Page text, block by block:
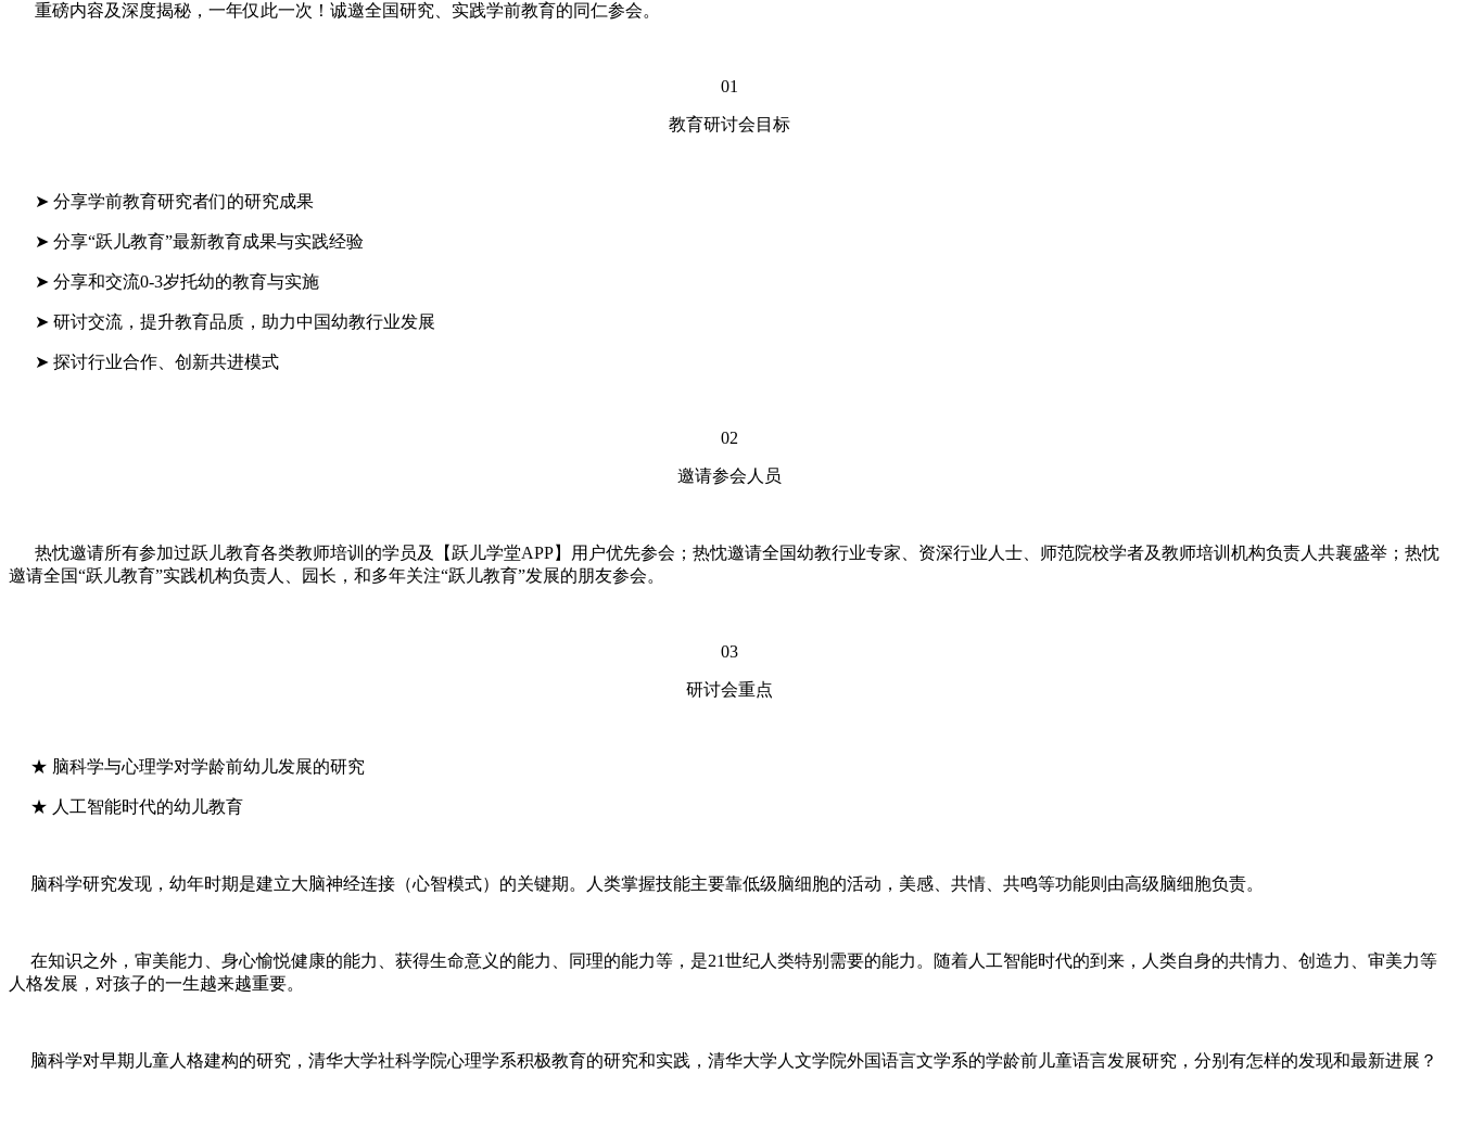
重磅内容及深度揭秘，一年仅此一次！诚邀全国研究、实践学前教育的同仁参会。
01
教育研讨会目标
➤ 分享学前教育研究者们的研究成果
➤ 分享“跃儿教育”最新教育成果与实践经验
➤ 分享和交流0-3岁托幼的教育与实施
➤ 研讨交流，提升教育品质，助力中国幼教行业发展
➤ 探讨行业合作、创新共进模式
02
邀请参会人员
热忱邀请所有参加过跃儿教育各类教师培训的学员及【跃儿学堂APP】用户优先参会；热忱邀请全国幼教行业专家、资深行业人士、师范院校学者及教师培训机构负责人共襄盛举；热忱
邀请全国“跃儿教育”实践机构负责人、园长，和多年关注“跃儿教育”发展的朋友参会。
03
研讨会重点
★ 脑科学与心理学对学龄前幼儿发展的研究
★ 人工智能时代的幼儿教育
脑科学研究发现，幼年时期是建立大脑神经连接（心智模式）的关键期。人类掌握技能主要靠低级脑细胞的活动，美感、共情、共鸣等功能则由高级脑细胞负责。
在知识之外，审美能力、身心愉悦健康的能力、获得生命意义的能力、同理的能力等，是21世纪人类特别需要的能力。随着人工智能时代的到来，人类自身的共情力、创造力、审美力等
人格发展，对孩子的一生越来越重要。
脑科学对早期儿童人格建构的研究，清华大学社科学院心理学系积极教育的研究和实践，清华大学人文学院外国语言文学系的学龄前儿童语言发展研究，分别有怎样的发现和最新进展？